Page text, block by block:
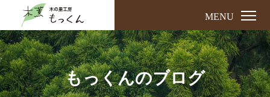
MENU
もっくんのブログ